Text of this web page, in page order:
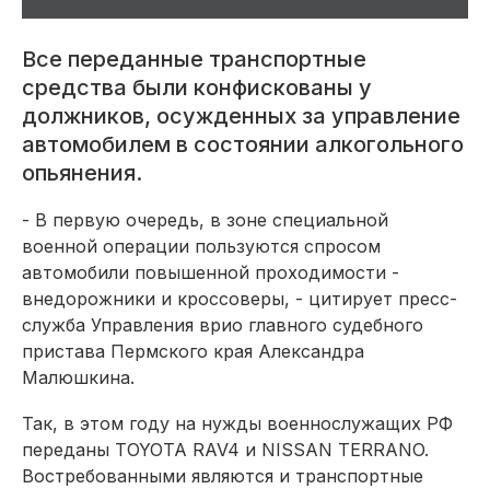
Все переданные транспортные
средства были конфискованы у
должников, осужденных за управление
автомобилем в состоянии алкогольного
опьянения.
- В первую очередь, в зоне специальной
военной операции пользуются спросом
автомобили повышенной проходимости -
внедорожники и кроссоверы, - цитирует пресс-
служба Управления врио главного судебного
пристава Пермского края Александра
Малюшкина.
Так, в этом году на нужды военнослужащих РФ
переданы TOYOTA RAV4 и NISSAN TERRANO.
Востребованными являются и транспортные